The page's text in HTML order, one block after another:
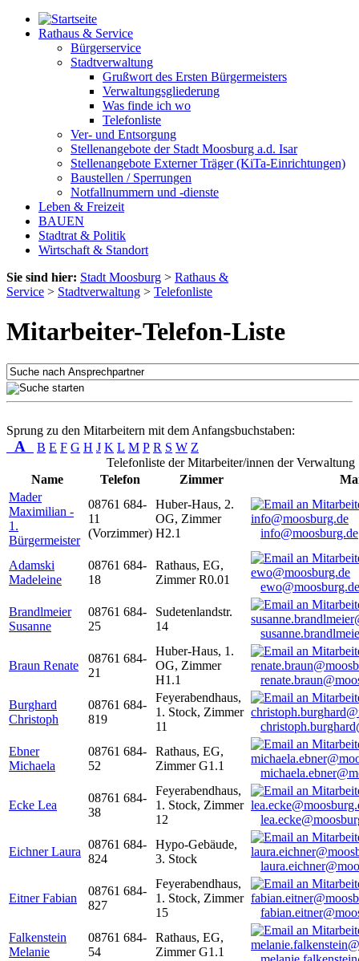
Rathaus & Service
Bürgerservice
Stadtverwaltung
Grußwort des Ersten Bürgermeisters
Verwaltungsgliederung
Was finde ich wo
Telefonliste
Ver- und Entsorgung
Stellenangebote der Stadt Moosburg a.d. Isar
Stellenangebote Externer Träger (KiTa-Einrichtungen)
Baustellen / Sperrungen
Notfallnummern und -dienste
Leben & Freizeit
BAUEN
Stadtrat & Politik
Wirtschaft & Standort
Sie sind hier: Stadt Moosburg > Rathaus &
Service > Stadtverwaltung > Telefonliste
Mitarbeiter-Telefon-Liste
Sprung zu den Mitarbeitern mit dem Anfangsbuchstaben:
A B E F G H J K L M P R S W Z
Telefonliste der Mitarbeiter/innen der Verwaltung
Name
Telefon Zimmer
Mader
Maximilian -
1.
Bürgermeister
08761 684-
11
(Vorzimmer)
Huber-Haus, 2.
OG, Zimmer
H2.1
info@moosburg.de
Adamski
Madeleine
08761 684-
18
Rathaus, EG,
Zimmer R0.01
ewo@moosburg.de
Brandlmeier
Susanne
08761 684-
25
Sudetenlandstr.
14
Braun Renate
08761 684-
21
Huber-Haus, 1.
OG, Zimmer
H1.1
Burghard
Christoph
08761 684-
819
Feyerabendhaus,
1. Stock, Zimmer
11
Ebner
Michaela
08761 684-
52
Rathaus, EG,
Zimmer G1.1
Ecke Lea
08761 684-
38
Feyerabendhaus,
1. Stock, Zimmer
12
Eichner Laura
08761 684-
824
Hypo-Gebäude,
3. Stock
Eitner Fabian
08761 684-
827
Feyerabendhaus,
1. Stock, Zimmer
15
Falkenstein
Melanie
08761 684-
54
Rathaus, EG,
Zimmer G1.1